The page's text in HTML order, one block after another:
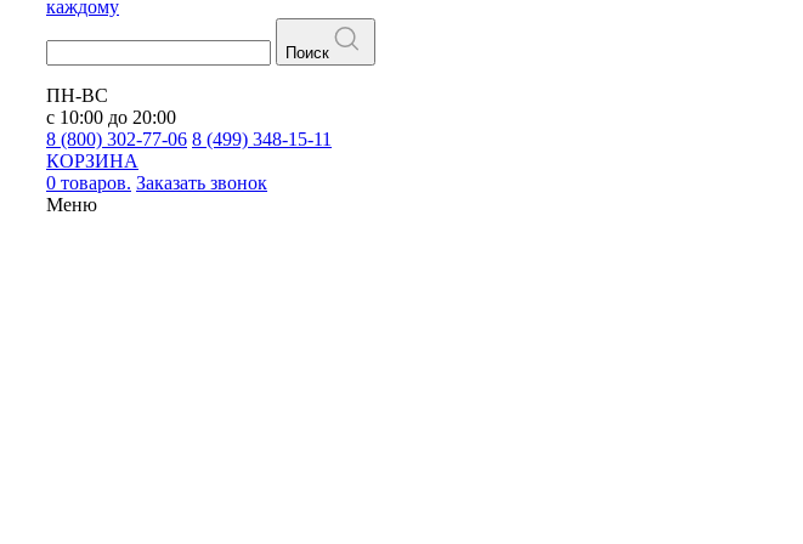
каждому
Поиск
ПН-ВС
с 10:00 до 20:00
8 (800) 302-77-06 8 (499) 348-15-11
КОРЗИНА
0 товаров. Заказать звонок
Меню